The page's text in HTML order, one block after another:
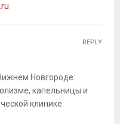
Новгороде:
капельницы и
клинике
REPLY